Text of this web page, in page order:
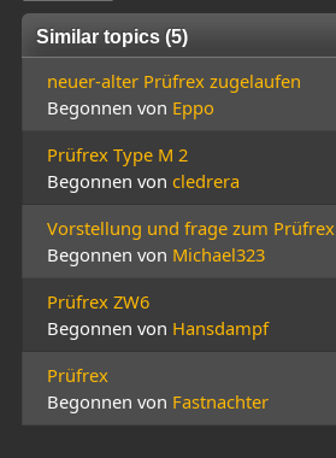
Similar topics (5)
neuer-alter Prüfrex zugelaufen
Begonnen von Eppo
Prüfrex Type M 2
Begonnen von cledrera
Vorstellung und frage zum Prüfrex
Begonnen von Michael323
Prüfrex ZW6
Begonnen von Hansdampf
Prüfrex
Begonnen von Fastnachter